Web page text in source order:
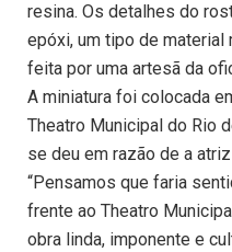
resina. Os detalhes do
epóxi, um tipo de
feita por uma artesã da
A miniatura foi colocada
Theatro Municipal do Rio
se deu em razão de a
“Pensamos que faria
frente ao Theatro
obra linda, imponente e